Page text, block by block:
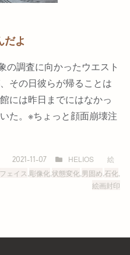
だよ
の調査に向かったウエスト
その日彼らが帰ることは
には昨日までにはなかっ
た。※ちょっと顔面崩壊注
2021-11-07 HELIOS
絵
フェイス 彫像化,状態変化 男固め ,石化
絵画封印